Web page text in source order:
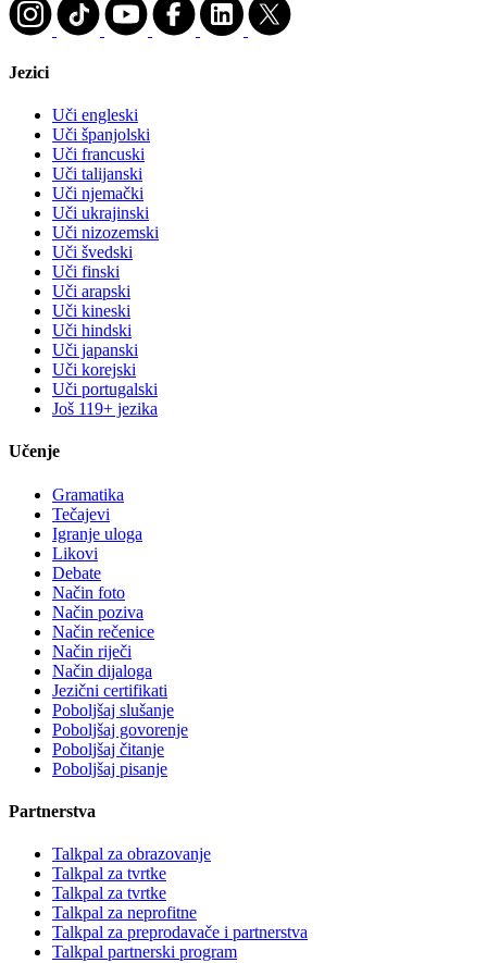
Jezici
Uči engleski
Uči španjolski
Uči francuski
Uči talijanski
Uči njemački
Uči ukrajinski
Uči nizozemski
Uči švedski
Uči finski
Uči arapski
Uči kineski
Uči hindski
Uči japanski
Uči korejski
Uči portugalski
Još 119+ jezika
Učenje
Gramatika
Tečajevi
Igranje uloga
Likovi
Debate
Način foto
Način poziva
Način rečenice
Način riječi
Način dijaloga
Jezični certifikati
Poboljšaj slušanje
Poboljšaj govorenje
Poboljšaj čitanje
Poboljšaj pisanje
Partnerstva
Talkpal za obrazovanje
Talkpal za tvrtke
Talkpal za tvrtke
Talkpal za neprofitne
Talkpal za preprodavače i partnerstva
Talkpal partnerski program